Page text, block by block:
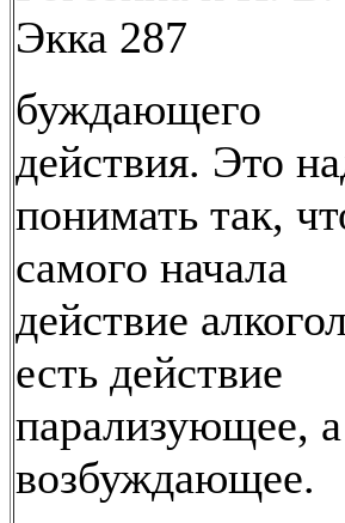
Экка 287
буждающего
действия. Это
понимать так,
самого начала
действие
есть действие
парализующее,
возбуждающее.